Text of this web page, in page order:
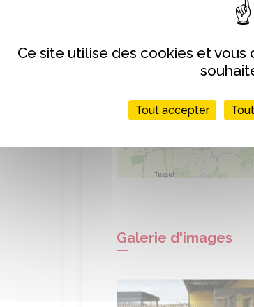
Galerie d'images
Ce site utilise des cookies et
Tout accepter